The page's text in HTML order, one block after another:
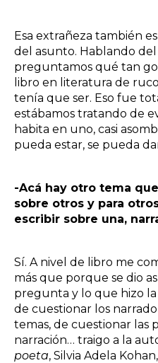
Esa extrañeza también
del asunto. Hablando
preguntamos qué tan
libro en literatura de
tenía que ser. Eso fue
estábamos tratando de
habita en uno, casi
pueda estar, se pueda
-Acá hay otro tema
sobre otros y para
escribir sobre una,
Sí. A nivel de libro me
más que porque se dio
pregunta y lo que hizo
de cuestionar los
temas, de cuestionar las
narración… traigo a la
poeta, Silvia Adela Kohan